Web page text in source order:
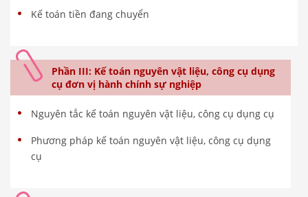
Kế toán tiền đang chuyển
Phần III: Kế toán nguyên vật liệu, công cụ dụng
cụ đơn vị hành chính sự nghiệp
Nguyên tắc kế toán nguyên vật liệu, công cụ dụng cụ
Phương pháp kế toán nguyên vật liệu, công cụ dụng
cụ